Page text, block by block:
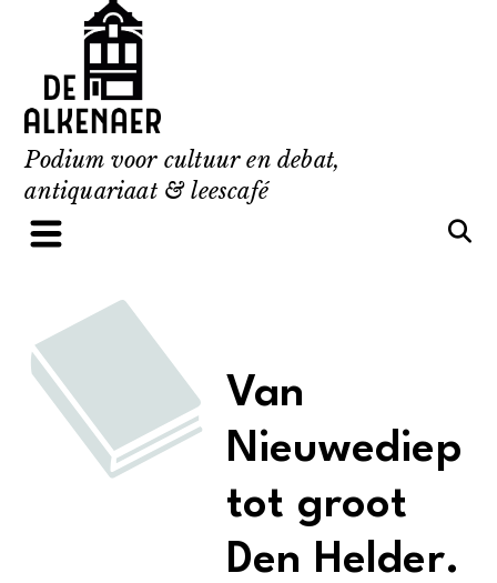
content
Podium voor cultuur en debat,
antiquariaat & leescafé
Van
Nieuwediep
tot groot
Den Helder.